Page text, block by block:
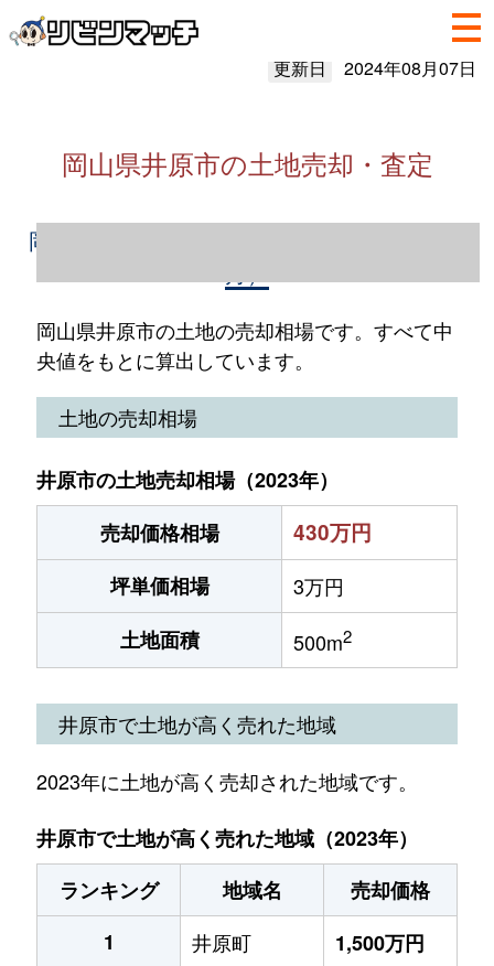
更新日 2024年08月07日
岡山県井原市の土地売却・査定
岡山県井原市の土地売却情報（2023年1～12
岡山県井原市の土地の売却相場です。すべて中
央値をもとに算出しています。
土地の売却相場
井原市の土地売却相場（2023年）
売却価格相場
430万円
坪単価相場
3万円
土地面積
500m2
井原市で土地が高く売れた地域
2023年に土地が高く売却された地域です。
井原市で土地が高く売れた地域（2023年）
ランキング
地域名
売却価格
1
井原町
1,500万円